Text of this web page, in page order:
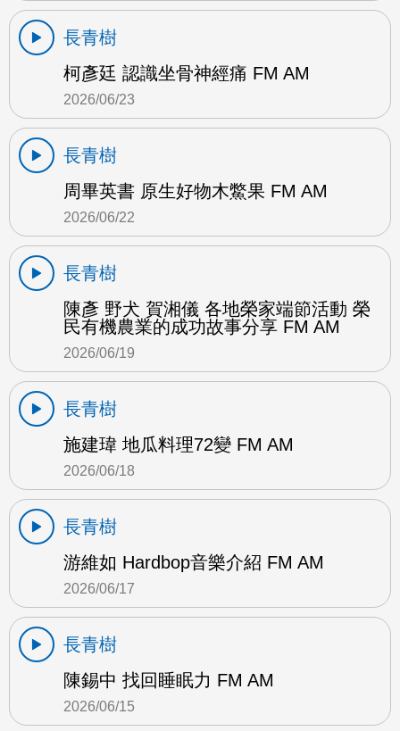
長青樹
柯彥廷 認識坐骨神經痛 FM AM
2026/06/23
長青樹
周畢英書 原生好物木鱉果 FM AM
2026/06/22
長青樹
陳彥 野犬 賀湘儀 各地榮家端節活動 榮
民有機農業的成功故事分享 FM AM
2026/06/19
長青樹
施建瑋 地瓜料理72變 FM AM
2026/06/18
長青樹
游維如 Hardbop音樂介紹 FM AM
2026/06/17
長青樹
陳錫中 找回睡眠力 FM AM
2026/06/15